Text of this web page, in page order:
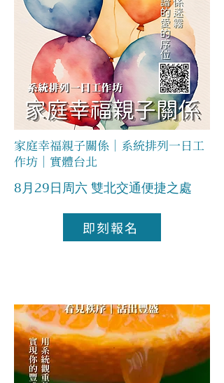
家庭幸福親子關係｜系統排列一日工
作坊｜實體台北
8月29日周六雙北交通便捷之處
即刻報名